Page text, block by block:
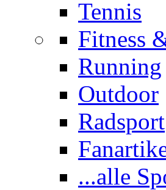
Tennis
Fitness
Running
Outdoor
Radsport
...alle